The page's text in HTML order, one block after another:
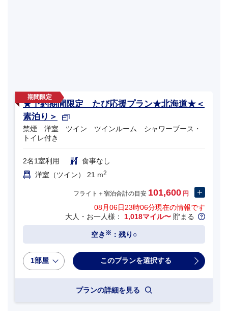
★予約期間限定 たび応援プラン★北海道★＜
素泊り＞
禁煙 洋室 ツイン ツインルーム シャワーブース・
トイレ付き
2名1室利用
食事なし
洋室（ツイン） 21 m2
フライト＋宿泊合計の目安 101,600 円
08月06日23時06分現在の情報です
大人・お一人様： 1,018マイル〜 貯まる
空き ※ ：残り○
1部屋
プランの詳細を見る